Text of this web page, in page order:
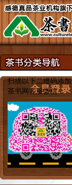
用户名
密 码
忘记密码？
扫描以下二维码添加
茶书网客服微信